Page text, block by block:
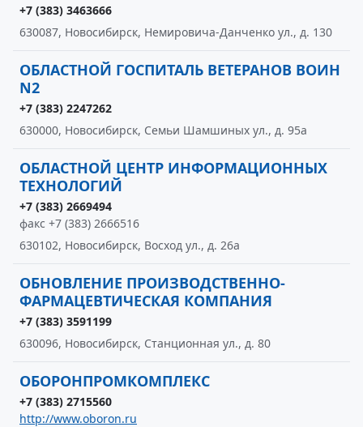
+7 (383) 3463666
630087, Новосибирск, Немировича-Данченко ул., д. 130
ОБЛАСТНОЙ ГОСПИТАЛЬ ВЕТЕРАНОВ ВОИН
N2
+7 (383) 2247262
630000, Новосибирск, Семьи Шамшиных ул., д. 95а
ОБЛАСТНОЙ ЦЕНТР ИНФОРМАЦИОННЫХ
ТЕХНОЛОГИЙ
+7 (383) 2669494
факс +7 (383) 2666516
630102, Новосибирск, Восход ул., д. 26а
ОБНОВЛЕНИЕ ПРОИЗВОДСТВЕННО-
ФАРМАЦЕВТИЧЕСКАЯ КОМПАНИЯ
+7 (383) 3591199
630096, Новосибирск, Станционная ул., д. 80
ОБОРОНПРОМКОМПЛЕКС
+7 (383) 2715560
http://www.oboron.ru